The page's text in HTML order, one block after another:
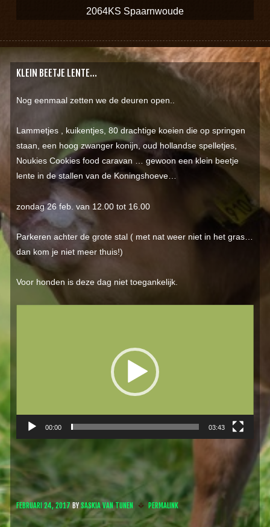
2064KS Spaarnwoude
KLEIN BEETJE LENTE…
Nog eenmaal zetten we de deuren open..
Lammetjes , kuikentjes, 80 drachtige koeien die op springen
staan, een hoog zwanger konijn, oud hollandse spelletjes,
Noukies Cookies food caravan … gewoon een klein beetje
lente in de stallen van de Koningshoeve…
zondag 26 feb. van 12.00 tot 16.00
Parkeren achter de grote stal ( met nat weer niet in het gras…
dan kom je niet meer thuis!)
Voor honden is deze dag niet toegankelijk.
00:00 03:43
FEBRUARI 24, 2017BY SASKIA VAN TUNEN PERMALINK